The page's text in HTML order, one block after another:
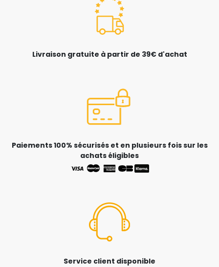
Livraison gratuite à partir de 39€ d'achat
Paiements 100% sécurisés et en plusieurs fois sur les
achats éligibles
Service client disponible